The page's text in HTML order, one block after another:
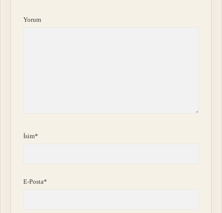
Yorum
İsim*
E-Posta*